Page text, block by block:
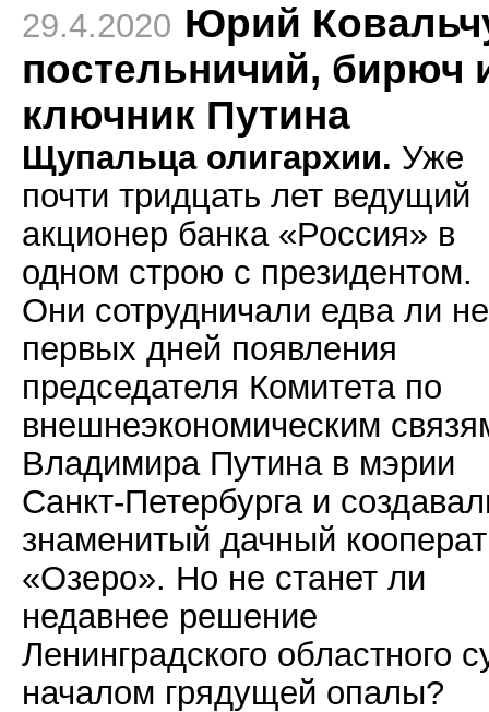
29.4.2020 Юрий
постельничий, бирюч
ключник Путина
Щупальца олигархии. Уже
почти тридцать лет ведущий
акционер банка «Россия» в
одном строю с президентом.
Они сотрудничали едва ли
первых дней появления
председателя Комитета по
внешнеэкономическим
Владимира Путина в мэрии
Санкт-Петербурга и
знаменитый дачный
«Озеро». Но не станет ли
недавнее решение
Ленинградского областного
началом грядущей опалы?